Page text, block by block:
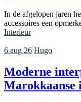
In de afgelopen jaren
accessoires een
Interieur
6 aug 26 Hugo
Moderne
Marokkaanse